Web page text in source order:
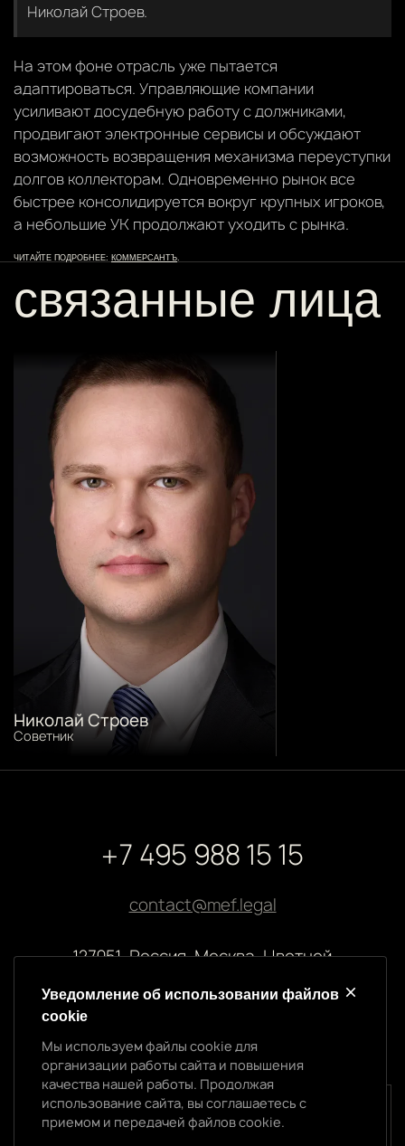
Николай Строев.
На этом фоне отрасль уже пытается
адаптироваться. Управляющие компании
усиливают досудебную работу с должниками,
продвигают электронные сервисы и обсуждают
возможность возвращения механизма переуступки
долгов коллекторам. Одновременно рынок все
быстрее консолидируется вокруг крупных игроков,
а небольшие УК продолжают уходить с рынка.
ЧИТАЙТЕ ПОДРОБНЕЕ: КОММЕРСАНТЪ
связанные лица
Николай Строев
Советник
+7 495 988 15 15
contact@mef.legal
127051, Россия, Москва, Цветной
Реквизиты компании
ООО “МЭФ ЛИГАЛ”
ИНН 7704874992
ОГРН 5147746145718
Уведомление об использовании cookie
Уведомление об использовании файлов
cookie
Мы используем файлы cookie для
организации работы сайта и повышения
качества нашей работы. Продолжая
использование сайта, вы соглашаетесь с
приемом и передачей файлов cookie.